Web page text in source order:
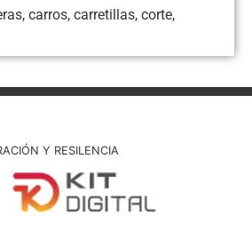
carros, carretillas, corte,
Y RESILENCIA